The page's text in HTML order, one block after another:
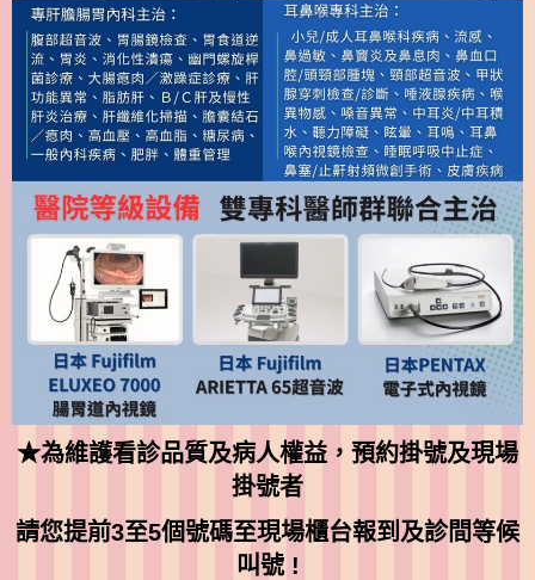
★為維護看診品質及病人權益，預約掛號及現場
掛號者
請您提前3至5個號碼至現場櫃台報到及診間等候
叫號 !